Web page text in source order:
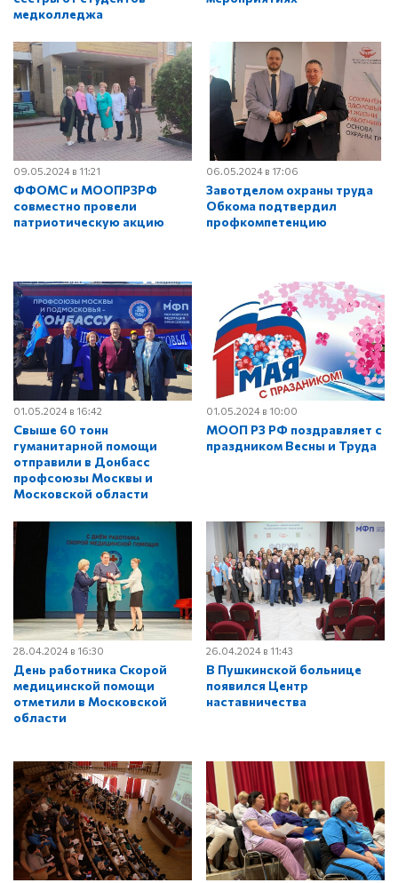
медколледжа
09.05.2024 в 11:21
ФФОМС и МООПРЗРФ
совместно провели
патриотическую акцию
06.05.2024 в 17:06
Завотделом охраны труда
Обкома подтвердил
профкомпетенцию
01.05.2024 в 16:42
Свыше 60 тонн
гуманитарной помощи
отправили в Донбасс
профсоюзы Москвы и
Московской области
01.05.2024 в 10:00
МООП РЗ РФ поздравляет с
праздником Весны и Труда
28.04.2024 в 16:30
День работника Скорой
медицинской помощи
отметили в Московской
области
26.04.2024 в 11:43
В Пушкинской больнице
появился Центр
наставничества